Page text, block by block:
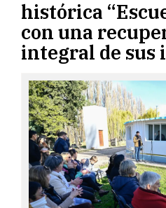
histórica
con una
integral de sus